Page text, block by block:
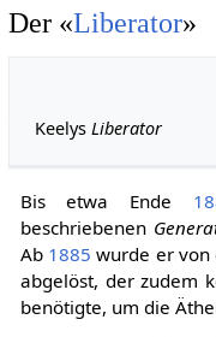
Der «Liberator»
KeelysLiberator
Bis etwa Ende
beschriebenen
Ab 1885 wurde er von
abgelöst, der zudem
benötigte, um die